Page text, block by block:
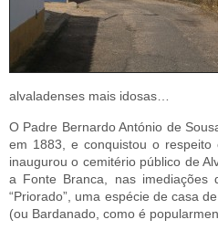
alvaladenses mais idosas…
O Padre Bernardo António de
em 1883, e conquistou o
inaugurou o cemitério público de
a Fonte Branca, nas
“Priorado”, uma espécie de casa
(ou Bardanado, como é